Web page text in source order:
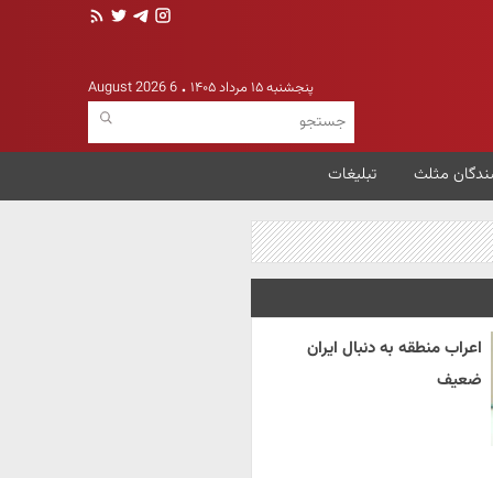
پنجشنبه ۱۵ مرداد ۱۴۰۵ 6 August 2026
مثلث تبلیغات
اعراب منطقه به دنبال ایران
ضعیف